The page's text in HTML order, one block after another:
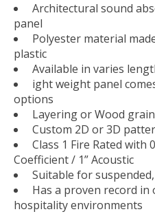
Architectural sound
panel
Polyester material
plastic
Available in varies
ight weight panel
options
Layering or Wood
Custom 2D or 3D
Class 1 Fire Rated with
Coefficient / 1” Acoustic
Suitable for
Has a proven record in
hospitality environments